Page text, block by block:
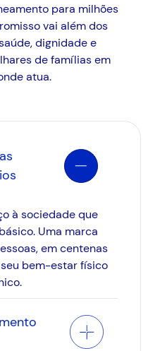
para milhões
vai além dos
dignidade e
de famílias em
atua.
à sociedade que
Uma marca
em centenas
bem-estar físico